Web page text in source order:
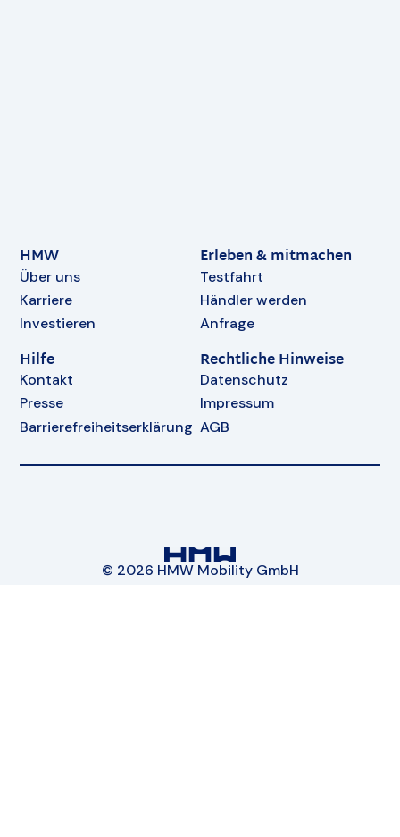
HMW
Über uns
Karriere
Investieren
Erleben & mitmachen
Testfahrt
Händler werden
Anfrage
Hilfe
Kontakt
Presse
Barrierefreiheitserklärung
Rechtliche Hinweise
Datenschutz
Impressum
AGB
© 2026 HMW Mobility GmbH